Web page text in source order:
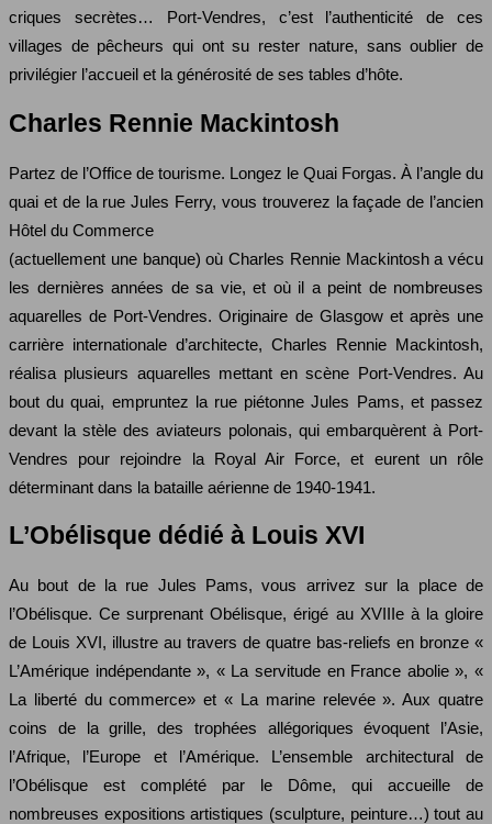
criques secrètes… Port-Vendres, c’est l’authenticité de ces
villages de pêcheurs qui ont su rester nature, sans oublier de
privilégier l’accueil et la générosité de ses tables d’hôte.
Charles Rennie Mackintosh
Partez de l’Office de tourisme. Longez le Quai Forgas. À l’angle du
quai et de la rue Jules Ferry, vous trouverez la façade de l’ancien
Hôtel du Commerce
(actuellement une banque) où Charles Rennie Mackintosh a vécu
les dernières années de sa vie, et où il a peint de nombreuses
aquarelles de Port-Vendres. Originaire de Glasgow et après une
carrière interna­tionale d’architecte, Charles Rennie Mackintosh,
réalisa plusieurs aquarelles mettant en scène Port-Vendres. Au
bout du quai, empruntez la rue piétonne Jules Pams, et passez
devant la stèle des aviateurs polonais, qui embarquèrent à Port-
Vendres pour rejoindre la Royal Air Force, et eurent un rôle
déterminant dans la bataille aérienne de 1940-1941.
L’Obélisque dédié à Louis XVI
Au bout de la rue Jules Pams, vous arrivez sur la place de
l’Obélisque. Ce surprenant Obélisque, érigé au XVIIIe à la gloire
de Louis XVI, illustre au travers de quatre bas-reliefs en bronze «
L’Amérique indépendante », « La servitude en France abolie », «
La liberté du commerce» et « La marine relevée ». Aux quatre
coins de la grille, des trophées allégoriques évoquent l’Asie,
l’Afrique, l’Europe et l’Amérique. L’ensemble architectural de
l’Obélisque est complété par le Dôme, qui accueille de
nombreuses expositions artistiques (sculpture, peinture…) tout au